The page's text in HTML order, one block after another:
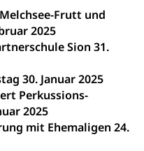
Frutt und
2025
Sion 31.
30. Januar 2025
Perkussions-
2025
mit Ehemaligen 24.